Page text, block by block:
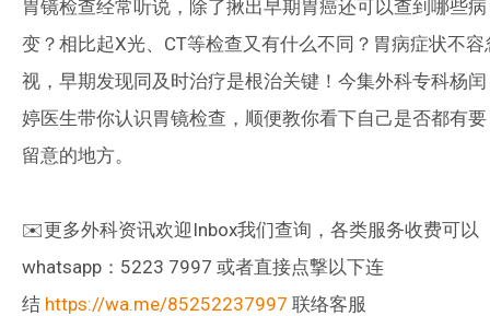
胃镜检查经常听说，除了揪出早期胃癌还可以查到哪些病
变？相比起X光、CT等检查又有什么不同？胃病症状不容
视，早期发现同及时治疗是根治关键！今集外科专科杨闰
婷医生带你认识胃镜检查，顺便教你看下自己是否都有要
留意的地方。
✉️更多外科资讯欢迎Inbox我们查询，各类服务收费可以
whatsapp：5223 7997 或者直接点撃以下连
结 https://wa.me/85252237997 联络客服